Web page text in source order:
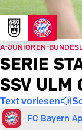
A-JUNIOREN-
SERIE
SSV ULM
Text vorlesen
FC Bayern